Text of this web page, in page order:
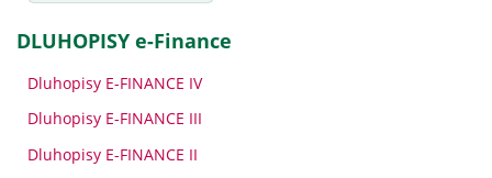
DLUHOPISY e-Finance
Dluhopisy E-FINANCE IV
Dluhopisy E-FINANCE III
Dluhopisy E-FINANCE II